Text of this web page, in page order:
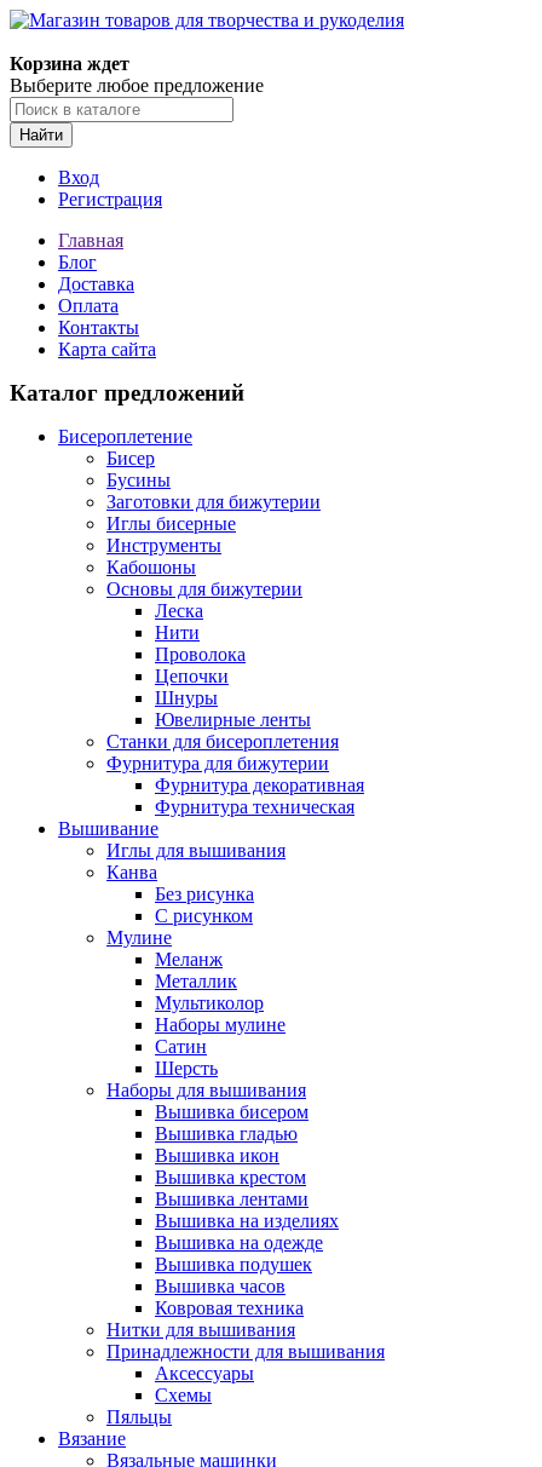
Корзина ждет
Выберите любое предложение
Найти
Вход
Регистрация
Главная
Блог
Доставка
Оплата
Контакты
Карта сайта
Каталог предложений
Бисероплетение
Бисер
Бусины
Заготовки для бижутерии
Иглы бисерные
Инструменты
Кабошоны
Основы для бижутерии
Леска
Нити
Проволока
Цепочки
Шнуры
Ювелирные ленты
Станки для бисероплетения
Фурнитура для бижутерии
Фурнитура декоративная
Фурнитура техническая
Вышивание
Иглы для вышивания
Канва
Без рисунка
С рисунком
Мулине
Меланж
Металлик
Мультиколор
Наборы мулине
Сатин
Шерсть
Наборы для вышивания
Вышивка бисером
Вышивка гладью
Вышивка икон
Вышивка крестом
Вышивка лентами
Вышивка на изделиях
Вышивка на одежде
Вышивка подушек
Вышивка часов
Ковровая техника
Нитки для вышивания
Принадлежности для вышивания
Аксессуары
Схемы
Пяльцы
Вязание
Вязальные машинки